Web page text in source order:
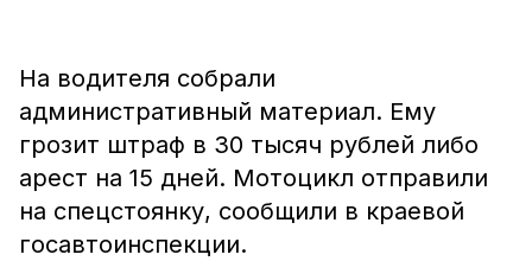
На водителя собрали
административный материал. Ему
грозит штраф в 30 тысяч рублей либо
арест на 15 дней. Мотоцикл отправили
на спецстоянку, сообщили в краевой
госавтоинспекции.